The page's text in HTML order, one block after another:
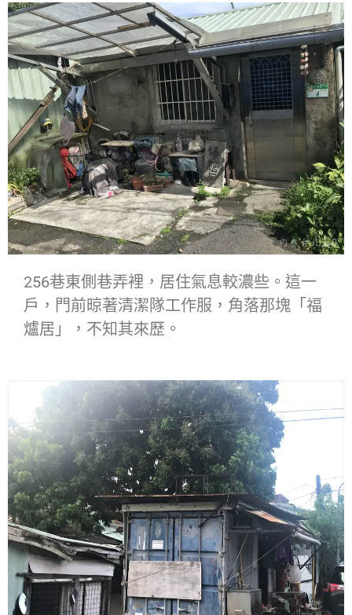
256巷東側巷弄裡，居住氣息較濃些。這一
戶，門前晾著清潔隊工作服，角落那塊「福
爐居」，不知其來歷。